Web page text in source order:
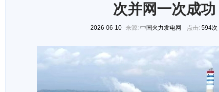
次并网一次成功
2026-06-10 来源: 中国火力发电网 点击: 594次